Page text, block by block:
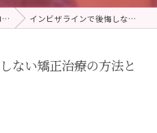
インビザラインで後悔しない矯正治療の方法とは？
ない矯正治療の方法と